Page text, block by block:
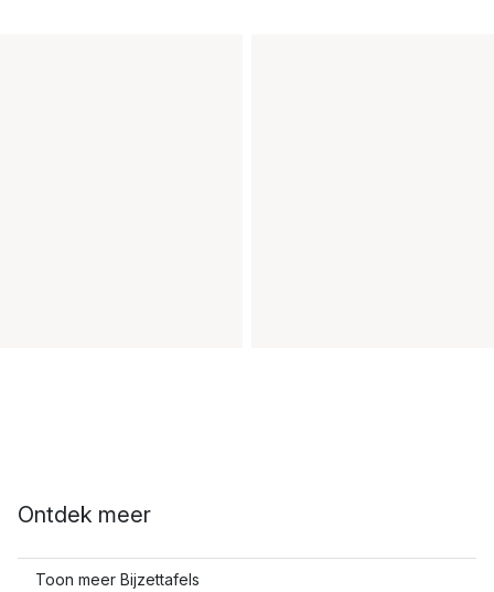
Ontdek meer
Toon meer Bijzettafels